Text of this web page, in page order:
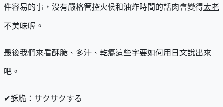
件容易的事，沒有嚴格管控火侯和油炸時間的話肉會變得太老
不美味喔。
最後我們來看酥脆、多汁、乾癟這些字要如何用日文說出來
吧。
✔酥脆：サクサクする